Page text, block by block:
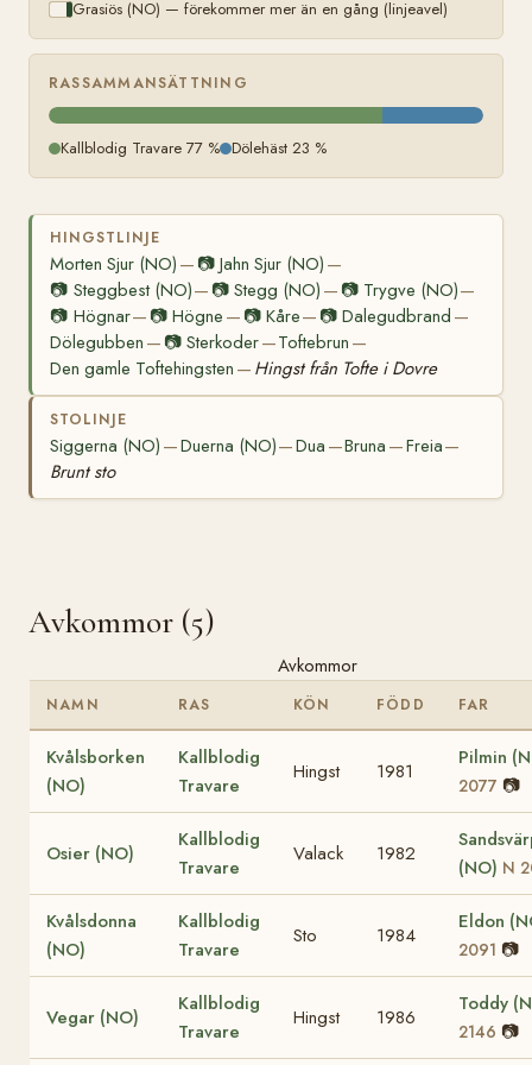
Grasiös (NO) — förekommer mer än en gång (linjeavel)
RASSAMMANSÄTTNING
Kallblodig Travare 77 % Dölehäst 23 %
HINGSTLINJE
Morten Sjur (NO) — 📷Jahn Sjur (NO) —
📷 Steggbest (NO)— 📷Stegg (NO) — 📷 Trygve (NO)—
📷 Högnar— 📷Högne — 📷 Kåre— 📷 Dalegudbrand —
Dölegubben — 📷Sterkoder—Toftebrun —
Den gamle Toftehingsten — Hingst från Tofte i Dovre
STOLINJE
Siggerna (NO) —Duerna (NO)—Dua —Bruna —Freia—
Brunt sto
Avkommor (5)
Avkommor
NAMN RAS KÖN FÖDD FAR
Kvålsborken
(NO)
Kallblodig
Travare
Hingst 1981
Pilmin
2077 📷
Osier (NO)
Kallblodig
Travare
Valack 1982
(NO) N
Kvålsdonna
(NO)
Kallblodig
Travare
Sto 1984
Eldon
2091 📷
Vegar (NO)
Kallblodig
Travare
Hingst 1986
Toddy
2146 📷